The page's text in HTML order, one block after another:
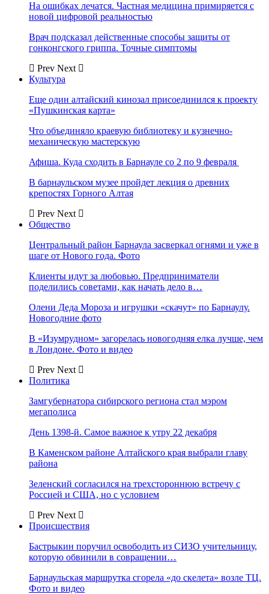
На ошибках лечатся. Частная медицина примиряется с
новой цифровой реальностью
Врач подсказал действенные способы защиты от
гонконгского гриппа. Точные симптомы
Prev Next
Культура
Еще один алтайский кинозал присоединился к проекту
«Пушкинская карта»
Что объединяло краевую библиотеку и кузнечно-
механическую мастерскую
Афиша. Куда сходить в Барнауле со 2 по 9 февраля
В барнаульском музее пройдет лекция о древних
крепостях Горного Алтая
Prev Next
Общество
Центральный район Барнаула засверкал огнями и уже в
шаге от Нового года. Фото
Клиенты идут за любовью. Предприниматели
поделились советами, как начать дело в…
Олени Деда Мороза и игрушки «скачут» по Барнаулу.
Новогодние фото
В «Изумрудном» загорелась новогодняя елка лучше, чем
в Лондоне. Фото и видео
Prev Next
Политика
Замгубернатора сибирского региона стал мэром
мегаполиса
День 1398-й. Самое важное к утру 22 декабря
В Каменском районе Алтайского края выбрали главу
района
Зеленский согласился на трехстороннюю встречу с
Россией и США, но с условием
Prev Next
Происшествия
Бастрыкин поручил освободить из СИЗО учительницу,
которую обвинили в совращении…
Барнаульская маршрутка сгорела «до скелета» возле ТЦ.
Фото и видео